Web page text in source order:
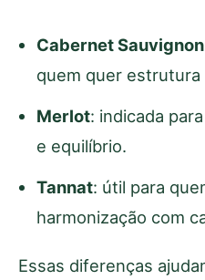
Cabernet Sauvignon
quem quer estrutura
Merlot: indicada
e equilíbrio.
Tannat: útil para
harmonização com
Essas diferenças